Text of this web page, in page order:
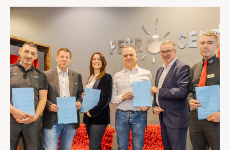
Développement professionnel
Devenir Membre
Actualités